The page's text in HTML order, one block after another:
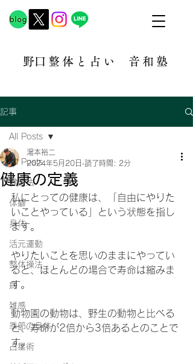
​野口整体と占い 音和塾​
記事
All Posts
健康法
体癖
身体
活元運動
整体操法
病
雑感
季節の身体
占星術
All Posts
健康の定義
湯本裕二
2024年5月20日 読了時間: 2分
私にとっての健康は、「自由にやりた
いことやっている」という状態を指し
ます。
やりたいことを思いのままにやってい
ると、ほとんどの場合で寿命は縮みま
す。
動物園の動物は、野生の動物と比べる
と、寿命が2倍から3倍あるとのことで
す。